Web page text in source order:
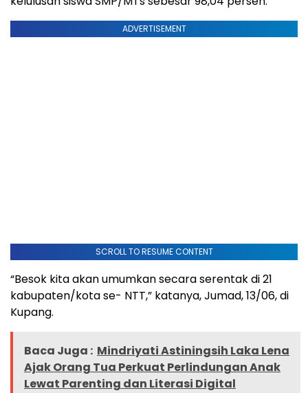
ADVERTISEMENT
SCROLL TO RESUME CONTENT
“Besok kita akan umumkan secara serentak di 21
kabupaten/kota se- NTT,” katanya, Jumad, 13/06, di
Kupang.
Baca Juga : Mindriyati Astiningsih Laka Lena
Ajak Orang Tua Perkuat Perlindungan Anak
Lewat Parenting dan Literasi Digital